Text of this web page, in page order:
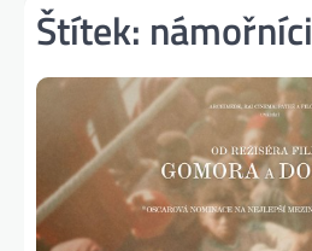
Štítek: námořníci